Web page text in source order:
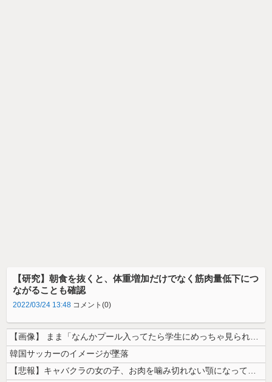
【研究】朝食を抜くと、体重増加だけでなく筋肉量低下につ
ながることも確認
2022/03/24 13:48 コメント(0)
【画像】 まま「なんかプール入ってたら学生にめっちゃ見られたw」
韓国サッカーのイメージが墜落
【悲報】キャバクラの女の子、お肉を噛み切れない顎になってしまう・・・